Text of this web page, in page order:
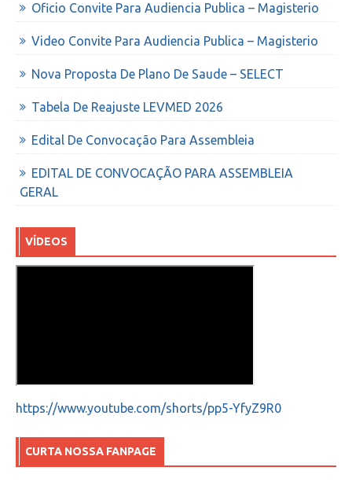
Oficio Convite Para Audiencia Publica – Magisterio
Video Convite Para Audiencia Publica – Magisterio
Nova Proposta De Plano De Saude – SELECT
Tabela De Reajuste LEVMED 2026
Edital De Convocação Para Assembleia
EDITAL DE CONVOCAÇÃO PARA ASSEMBLEIA
GERAL
VÍDEOS
https://www.youtube.com/shorts/pp5-YfyZ9R0
CURTA NOSSA FANPAGE